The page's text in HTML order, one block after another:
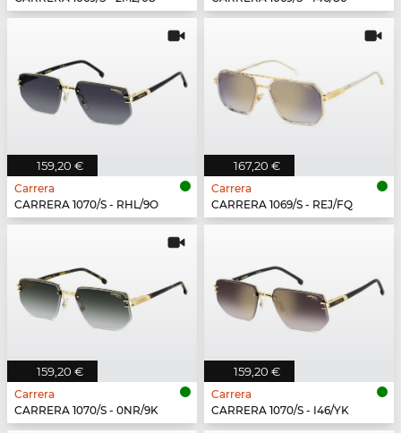
159,20 €
Carrera
CARRERA 1070/S - RHL/9O
167,20 €
Carrera
CARRERA 1069/S - REJ/FQ
159,20 €
Carrera
CARRERA 1070/S - 0NR/9K
159,20 €
Carrera
CARRERA 1070/S - I46/YK